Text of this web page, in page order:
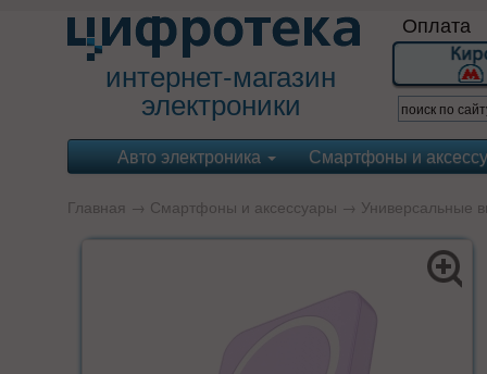
интернет-магазин
электроники
Оплата
Авто электроника Смартфоны и
Главная → Смартфоны и аксессуары → Универсальные